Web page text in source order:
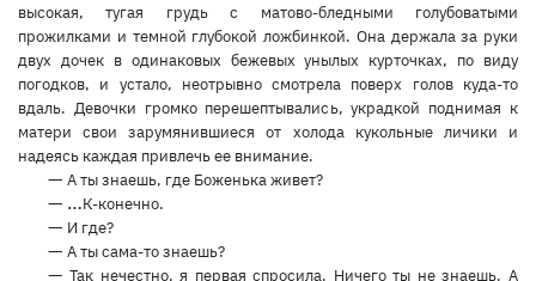
высокая, тугая грудь с матово-бледными голубоватыми
прожилками и темной глубокой ложбинкой. Она держала за руки
двух дочек в одинаковых бежевых унылых курточках, по виду
погодков, и устало, неотрывно смотрела поверх голов куда-то
вдаль. Девочки громко перешептывались, украдкой поднимая к
матери свои зарумянившиеся от холода кукольные личики и
надеясь каждая привлечь ее внимание.
— А ты знаешь, где Боженька живет?
— …К-конечно.
— И где?
— А ты сама-то знаешь?
—Так нечестно, я первая спросила. Ничего ты не знаешь. А